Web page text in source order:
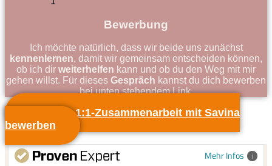
Bewerbung
Ich möchte natürlich, dass wir beide uns zunächst
kennenlernen, damit wir gemeinsam entscheiden können,
ob ich dir weiterhelfen kann und ob du den Weg mit mir
gehen willst. Für dieses Gespräch kannst du dich bewerben
bei unten stehendem Link.
Auf eine 1:1-Zusammenarbeit mit Savina
bewerben
Mehr Infos